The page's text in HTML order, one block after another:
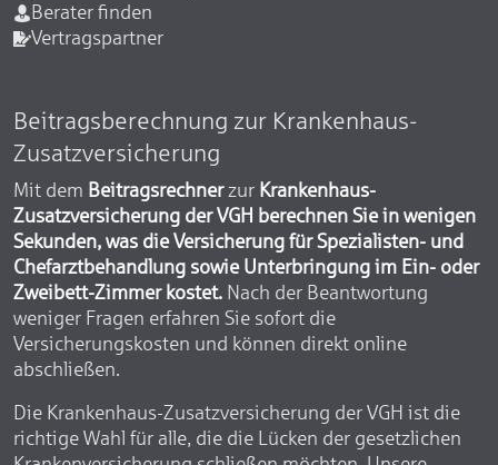
Berater finden
Vertragspartner
Beitragsberechnung zur Krankenhaus-
Zusatzversicherung
Mit dem Beitragsrechnerzur Krankenhaus-
Zusatzversicherung der VGH berechnen Sie in wenigen
Sekunden, was die Versicherung für Spezialisten- und
Chefarztbehandlung sowie Unterbringung im Ein- oder
Zweibett-Zimmer kostet. Nach der Beantwortung
weniger Fragen erfahren Sie sofort die
Versicherungskosten und können direkt online
abschließen.
Die Krankenhaus-Zusatzversicherung der VGH ist die
richtige Wahl für alle, die die Lücken der gesetzlichen